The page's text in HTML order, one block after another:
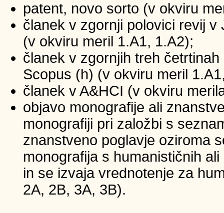
patent, novo sorto (v okviru
članek v zgornji polovici revij
(v okviru meril 1.A1, 1.A2);
članek v zgornjih treh
Scopus (h) (v okviru meril
članek v A&HCI (v okviru
objavo monografije ali
monografiji pri založbi s
znanstveno poglavje oziroma
monografija s humanističnih
in se izvaja vrednotenje za
2A, 2B, 3A, 3B).